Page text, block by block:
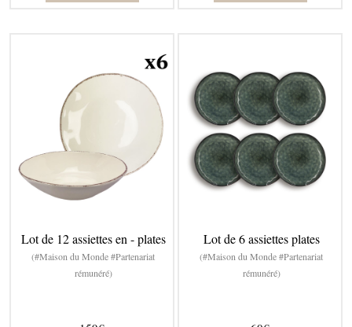
Lot de 12 assiettes en - plates
(#Maison du Monde #Partenariat
rémunéré)
Lot de 6 assiettes plates
(#Maison du Monde #Partenariat
rémunéré)